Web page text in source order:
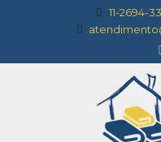
11-2694-